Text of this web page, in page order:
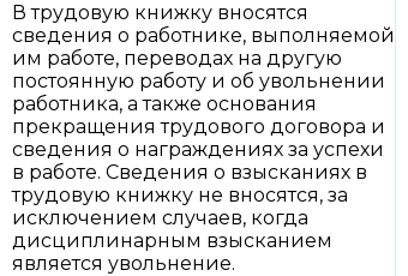
В трудовую книжку вносятся
сведения о работнике, выполняемой
им работе, переводах на другую
постоянную работу и об увольнении
работника, а также основания
прекращения трудового договора и
сведения о награждениях за успехи
в работе. Сведения о взысканиях в
трудовую книжку не вносятся, за
исключением случаев, когда
дисциплинарным взысканием
является увольнение.